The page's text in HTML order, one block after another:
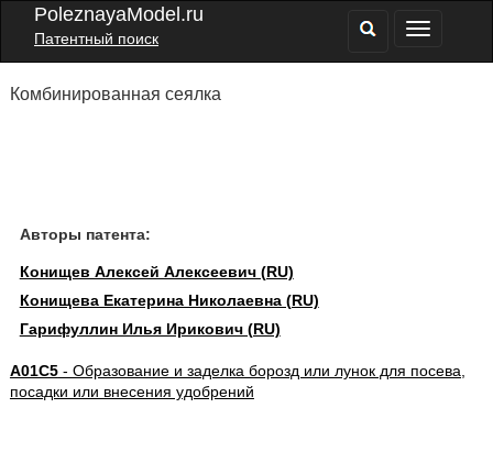
PoleznayaModel.ru
Патентный поиск
Комбинированная сеялка
Авторы патента:
Конищев Алексей Алексеевич (RU)
Конищева Екатерина Николаевна (RU)
Гарифуллин Илья Ирикович (RU)
A01C5- Образование и заделка борозд или лунок для посева,
посадки или внесения удобрений